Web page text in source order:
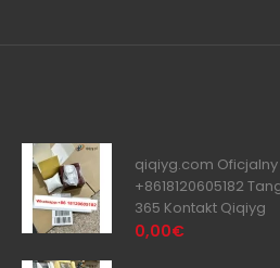
qiqiyg.com
+8618120605182
365 Kontakt Qiqiyg
0,00€